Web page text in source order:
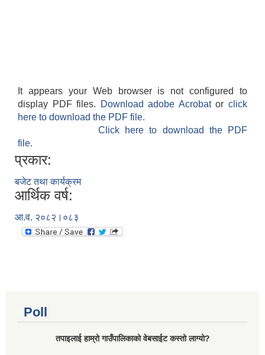
It appears your Web browser is not configured to
display PDF files.
Download adobe Acrobatorclick
here to download the PDF file.
Click here to download the PDF
file.
प्रकार:
बजेट तथा कार्यक्रम
आर्थिक वर्ष:
आ.व. २०८२।०८३
Poll
तपाइलाई हाम्रो गाउँपालिकाको वेबसाईट कस्तो लाग्यो?